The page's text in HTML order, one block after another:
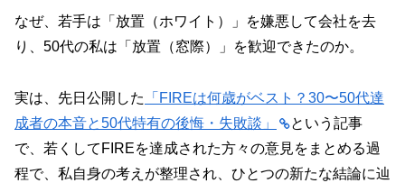
なぜ、若手は「放置（ホワイト）」を嫌悪して会社を去
り、50代の私は「放置（窓際）」を歓迎できたのか。
実は、先日公開した
「FIREは何歳がベスト？30〜50代達
成者の本音と50代特有の後悔・失敗談」
という記事
で、若くしてFIREを達成された方々の意見をまとめる過
程で、私自身の考えが整理され、ひとつの新たな結論に辿